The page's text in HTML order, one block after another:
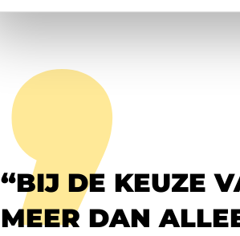
“BIJ DE KEUZE
MEER DAN